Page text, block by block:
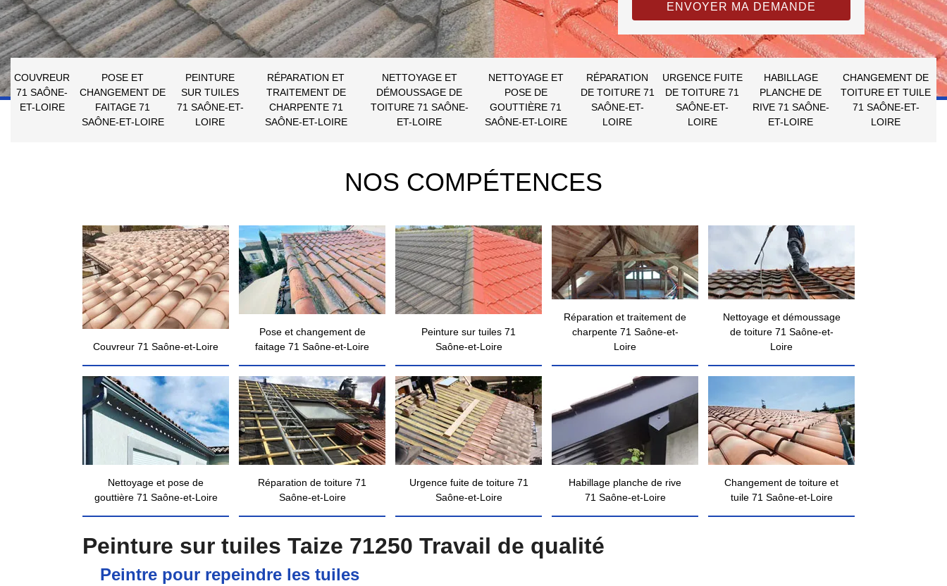
COUVREUR
71 SAÔNE-
ET-LOIRE
POSE ET
CHANGEMENT DE
FAITAGE 71
SAÔNE-ET-LOIRE
PEINTURE
SUR TUILES
71 SAÔNE-ET-
LOIRE
RÉPARATION ET
TRAITEMENT DE
CHARPENTE 71
SAÔNE-ET-LOIRE
NETTOYAGE ET
DÉMOUSSAGE DE
TOITURE 71 SAÔNE-
ET-LOIRE
NETTOYAGE ET
POSE DE
GOUTTIÈRE 71
SAÔNE-ET-LOIRE
RÉPARATION
DE TOITURE 71
SAÔNE-ET-
LOIRE
URGENCE FUITE
DE TOITURE 71
SAÔNE-ET-
LOIRE
HABILLAGE
PLANCHE DE
RIVE 71 SAÔNE-
ET-LOIRE
CHANGEMENT DE
TOITURE ET TUILE
71 SAÔNE-ET-
LOIRE
NOS COMPÉTENCES
Couvreur 71 Saône-et-Loire
Pose et changement de
faitage 71 Saône-et-Loire
Peinture sur tuiles 71
Saône-et-Loire
Réparation et traitement de
charpente 71 Saône-et-
Loire
Nettoyage et démoussage
de toiture 71 Saône-et-
Loire
Nettoyage et pose de
gouttière 71 Saône-et-Loire
Réparation de toiture 71
Saône-et-Loire
Urgence fuite de toiture 71
Saône-et-Loire
Habillage planche de rive
71 Saône-et-Loire
Changement de toiture et
tuile 71 Saône-et-Loire
Peinture sur tuiles Taize 71250 Travail de qualité
Peintre pour repeindre les tuiles